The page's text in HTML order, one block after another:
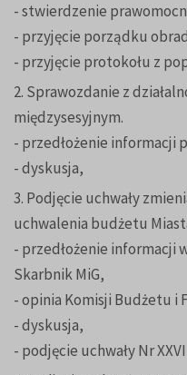
- stwierdzenie
- przyjęcie porządku
- przyjęcie protokołu z
2. Sprawozdanie z
międzysesyjnym.
- przedłożenie informacji
- dyskusja,
3. Podjęcie uchwały
uchwalenia budżetu
- przedłożenie informacji
Skarbnik MiG,
- opinia Komisji Budżetu i
- dyskusja,
- podjęcie uchwały Nr